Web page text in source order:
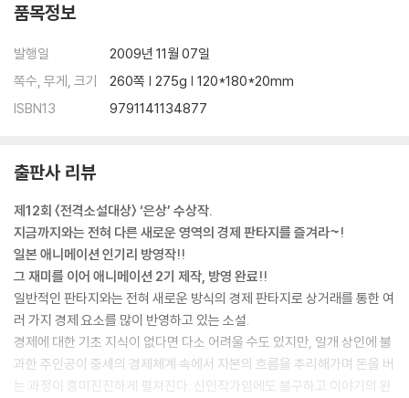
품목정보
발행일
2009년 11월 07일
쪽수, 무게, 크기
260쪽 | 275g | 120*180*20mm
ISBN13
9791141134877
출판사 리뷰
제12회 〈전격소설대상〉 ‘은상’ 수상작.
지금까지와는 전혀 다른 새로운 영역의 경제 판타지를 즐겨라~!
일본 애니메이션 인기리 방영작!!
그 재미를 이어 애니메이션 2기 제작, 방영 완료!!
일반적인 판타지와는 전혀 새로운 방식의 경제 판타지로 상거래를 통한 여
러 가지 경제 요소를 많이 반영하고 있는 소설.
경제에 대한 기초 지식이 없다면 다소 어려울 수도 있지만, 일개 상인에 불
과한 주인공이 중세의 경제체계 속에서 자본의 흐름을 추리해가며 돈을 버
는 과정이 흥미진진하게 펼쳐진다. 신인작가임에도 불구하고 이야기의 완